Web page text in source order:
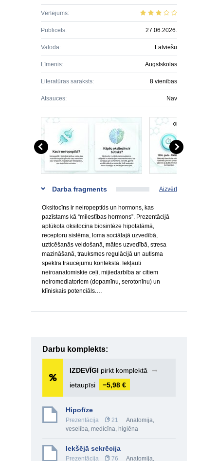
Vērtējums:
Publicēts: 27.06.2026.
Valoda: Latviešu
Līmenis: Augstskolas
Literatūras saraksts: 8 vienības
Atsauces: Nav
Darba fragments Aizvērt
Oksitocīns ir neiropeptīds un hormons, kas
pazīstams kā “mīlestības hormons”. Prezentācijā
aplūkota oksitocīna biosintēze hipotalāmā,
receptoru sistēma, loma sociālajā uzvedībā,
uzticēšanās veidošanā, mātes uzvedībā, stresa
mazināšanā, trauksmes regulācijā un autisma
spektra traucējumu kontekstā. Iekļauti
neiroanatomiskie ceļi, mijiedarbība ar citiem
neiromediatoriem (dopamīnu, serotonīnu) un
klīniskais potenciāls.…
Darbu komplekts:
IZDEVĪGI pirkt komplektā
➞
ietaupīsi
−5,98 €
Hipofīze
Prezentācija 21
Anatomija,
veselība, medicīna, higiēna
Iekšējā sekrēcija
Prezentācija 76
Anatomija,